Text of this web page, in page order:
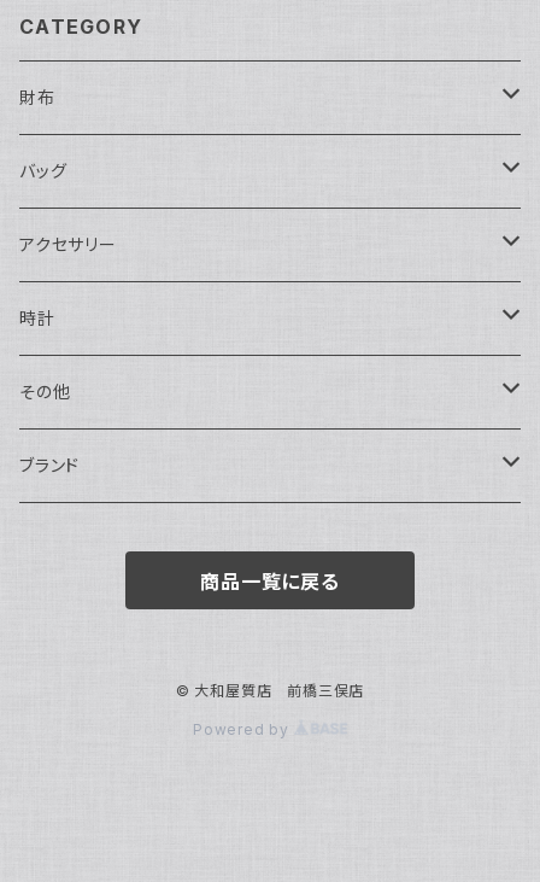
CATEGORY
財布
長財布
二つ折り
バッグ
ショルダーバッグ・ボディバッグ
ハンドバッグ・ポーチ
トートバッグ
バックパック・リュックサック
ボストンバッグ
アクセサリー
ネックレス
指輪
ピアス・イヤリング
チャーム・キーホルダー
時計
アナログ・機械式
アナログ・クォーツ
その他
ペン・万年筆
ブランド
BOTTEGA VENETA
商品一覧に戻る
© 大和屋質店 前橋三俣店
Powered by